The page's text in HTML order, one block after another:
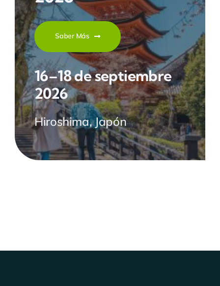
Saber Más
16–18 de septiembre
2026
Hiroshima, Japón